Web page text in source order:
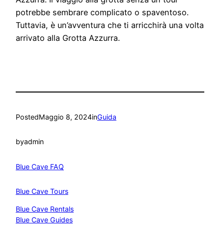
potrebbe sembrare complicato o spaventoso.
Tuttavia, è un’avventura che ti arricchirà una volta
arrivato alla Grotta Azzurra.
PostedMaggio 8, 2024inGuida
byadmin
Blue Cave FAQ
Blue Cave Tours
Blue Cave Rentals
Blue Cave Guides